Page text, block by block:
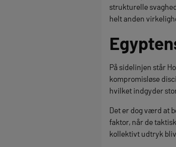
strukturelle
helt anden
På sidelinjen står
kompromisløse
hvilket indgyder
Det er dog værd at
faktor, når de
kollektivt udtryk